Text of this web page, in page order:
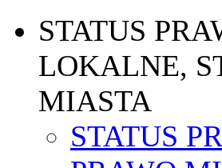
STATUS
LOKALNE,
MIASTA
STATUS